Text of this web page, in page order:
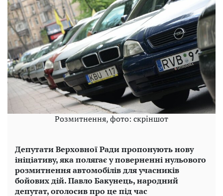
Розмитнення, фото: скріншот
Депутати Верховної Ради пропонують нову
ініціативу, яка полягає у поверненні нульового
розмитнення автомобілів для учасників
бойових дій. Павло Бакунець, народний
депутат, оголосив про це під час